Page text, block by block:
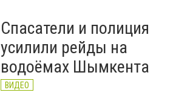
Спасатели и полиция
усилили рейды на
водоёмах Шымкента
ВИДЕО